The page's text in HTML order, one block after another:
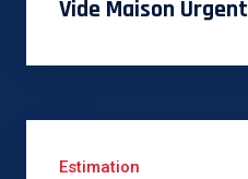
Vide Maison Urgent
Estimation